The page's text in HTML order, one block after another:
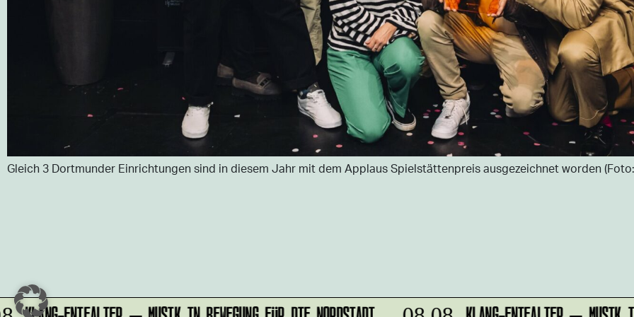
Gleich 3 Dortmunder Einrichtungen sind in diesem Jahr mit dem Applaus Spielstättenpreis ausgezeichnet worden